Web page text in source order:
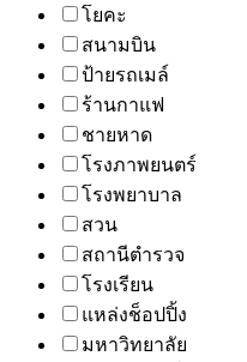
โยคะ
สนามบิน
ป้ายรถเมล์
ร้านกาแฟ
ชายหาด
โรงภาพยนตร์
โรงพยาบาล
สวน
สถานีตำรวจ
โรงเรียน
แหล่งช็อปปิ้ง
มหาวิทยาลัย